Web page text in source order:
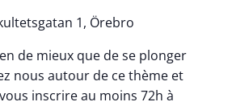
1, Örebro
de mieux que de se plonger
nous autour de ce thème et
inscrire au moins 72h à